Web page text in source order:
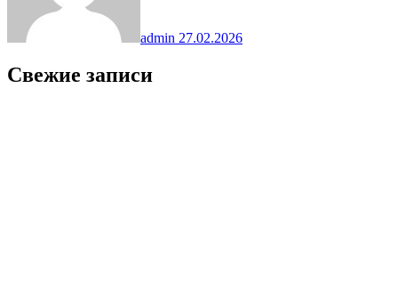
admin 27.02.2026
Свежие записи